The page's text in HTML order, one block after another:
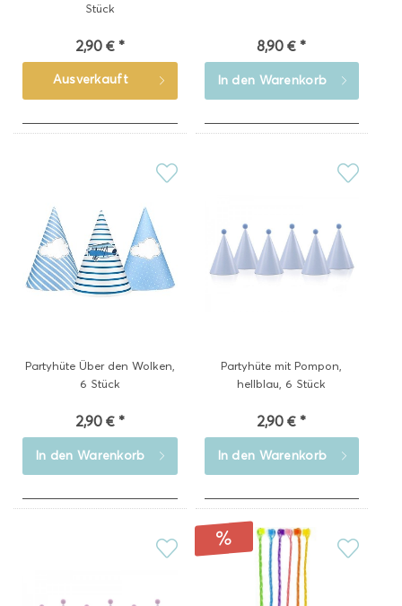
Stück
2,90 € *
Ausverkauft
8,90 € *
In den Warenkorb
Partyhüte Über den Wolken,
6 Stück
2,90 € *
In den Warenkorb
Partyhüte mit Pompon,
hellblau, 6 Stück
2,90 € *
In den Warenkorb